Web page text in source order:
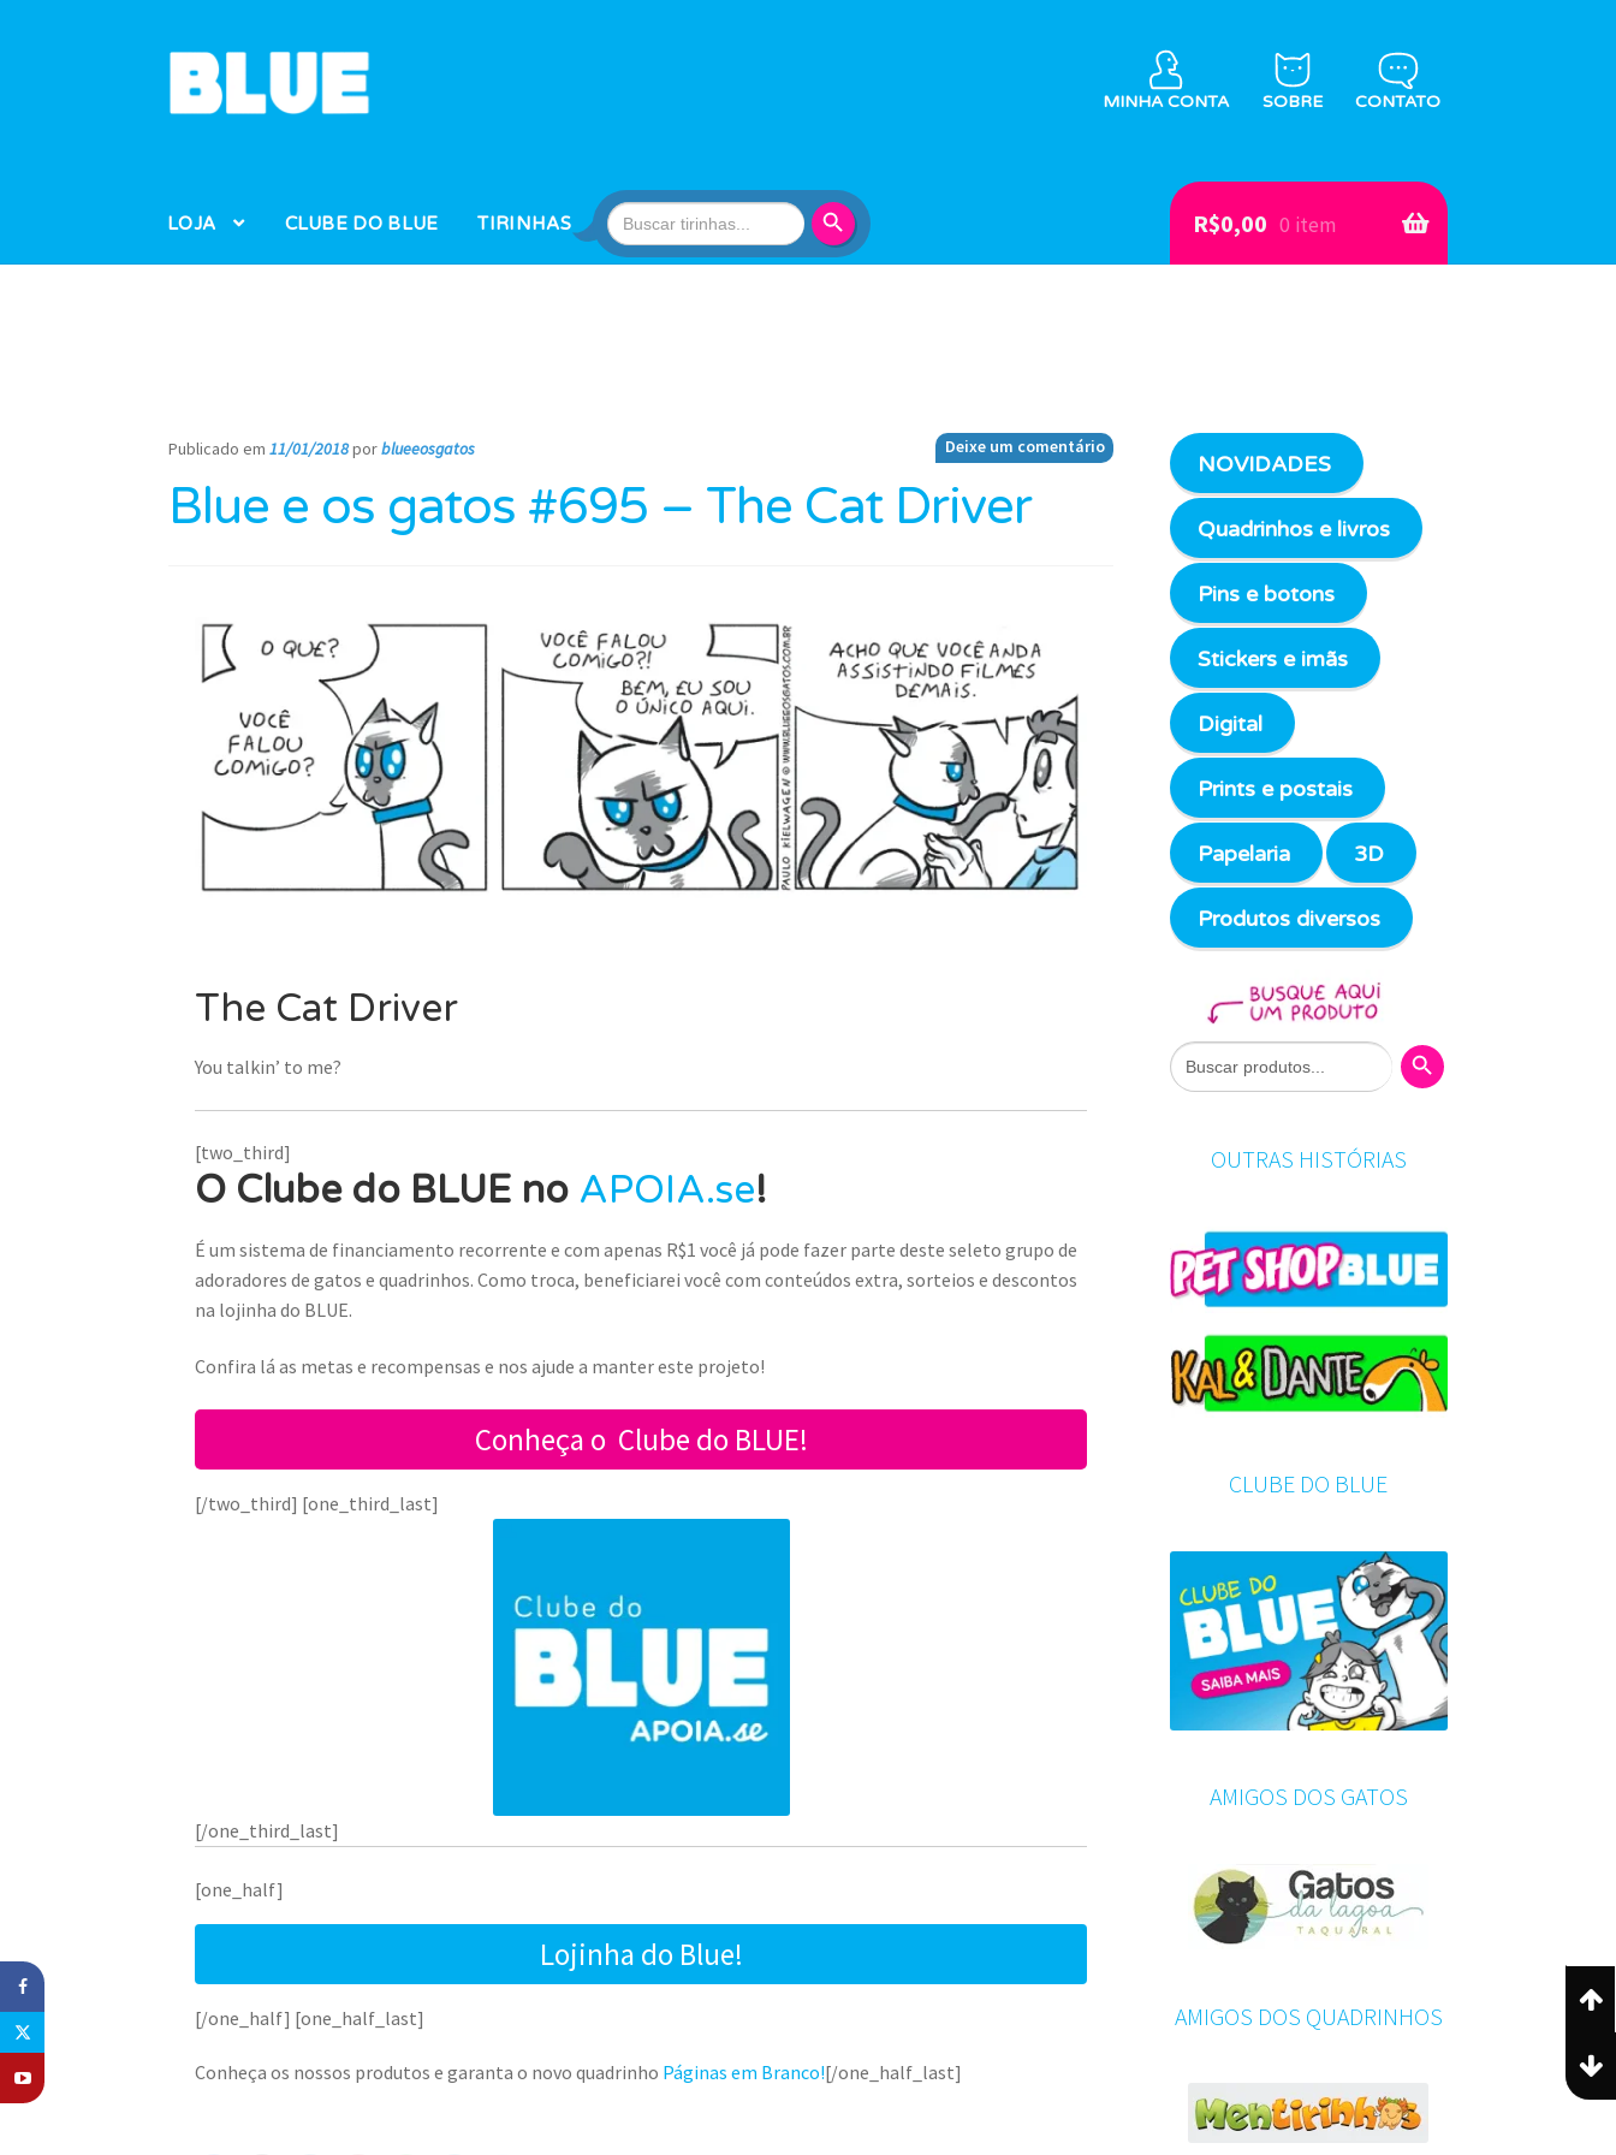
Pular
para
Pular
para
MINHA CONTA SOBRE CONTATO
LOJA CLUBE DO BLUE TIRINHAS
Search
for:
R$0,00 0 item
Publicado em11/01/2018porblueeosgatos Deixe um comentário
Blue e os gatos #695 – The Cat Driver
The Cat Driver
You talkin’ to me?
[two_third]
O Clube do BLUE no APOIA.se!
É um sistema de financiamento recorrente e com apenas R$1 você já pode fazer parte deste seleto grupo de
adoradores de gatos e quadrinhos. Como troca, beneficiarei você com conteúdos extra, sorteios e descontos
na lojinha do BLUE.
Confira lá as metas e recompensas e nos ajude a manter este projeto!
Conheça o Clube do BLUE!
[/two_third] [one_third_last]
[/one_third_last]
[one_half]
Lojinha do Blue!
[/one_half] [one_half_last]
Conheça os nossos produtos e garanta o novo quadrinho Páginas em Branco![/one_half_last]
NOVIDADES
Quadrinhos e livros
Pins e botons
Stickers e imãs
Digital
Prints e postais
Papelaria 3D
Produtos diversos
Search
for:
Search Button
OUTRAS HISTÓRIAS
CLUBE DO BLUE
AMIGOS DOS GATOS
AMIGOS DOS QUADRINHOS